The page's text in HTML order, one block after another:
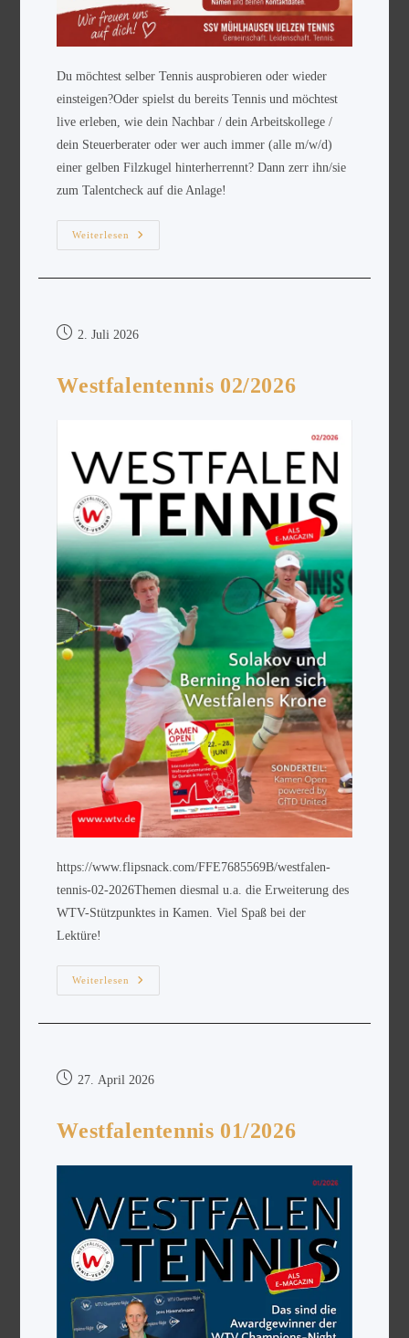
Du möchtest selber Tennis ausprobieren oder wieder
einsteigen?Oder spielst du bereits Tennis und möchtest
live erleben, wie dein Nachbar / dein Arbeitskollege /
dein Steuerberater oder wer auch immer (alle m/w/d)
einer gelben Filzkugel hinterherrennt? Dann zerr ihn/sie
zum Talentcheck auf die Anlage!
Weiterlesen
2. Juli 2026
Westfalentennis 02/2026
https://www.flipsnack.com/FFE7685569B/westfalen-
tennis-02-2026Themen diesmal u.a. die Erweiterung des
WTV-Stützpunktes in Kamen. Viel Spaß bei der
Lektüre!
Weiterlesen
27. April 2026
Westfalentennis 01/2026